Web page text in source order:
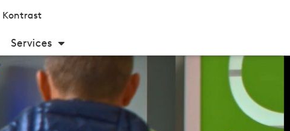
Kontrast
Services